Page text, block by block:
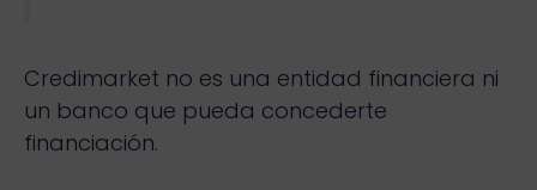
Credimarket no es una entidad financiera ni
un banco que pueda concederte
financiación.